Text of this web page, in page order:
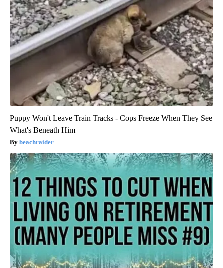
Puppy Won't Leave Train Tracks - Cops Freeze When They See
What's Beneath Him
beachraider